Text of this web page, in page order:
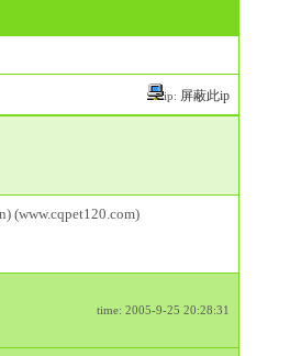
ip: 屏蔽此ip
(www.cqpet120.com)
time: 2005-9-25 20:28:31